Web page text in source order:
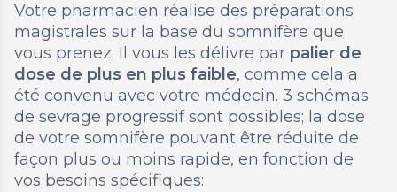
Votre pharmacien réalise des préparations
magistrales sur la base du somnifère que
vous prenez. Il vous les délivre par palier de
dose de plus en plus faible, comme cela a
été convenu avec votre médecin. 3 schémas
de sevrage progressif sont possibles; la dose
de votre somnifère pouvant être réduite de
façon plus ou moins rapide, en fonction de
vos besoins spécifiques: